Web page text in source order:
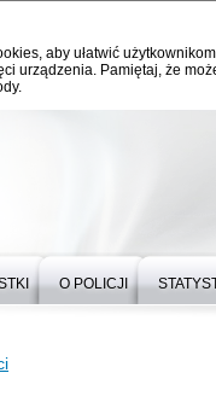
aby ułatwić
urządzenia. Pamiętaj, że
O POLICJI